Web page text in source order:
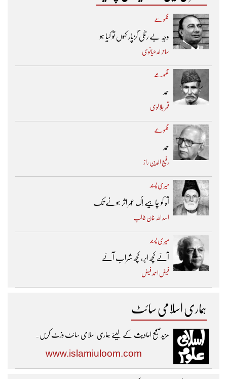
مجموعے
وجہِ بے رنگی گزپار کہوں تو کیا ہو
ساحر لدھیانوی
مجموعے
حمد
قمر جلالوی
مجموعے
حمد
رفیع الدین راز
میری پسند
آہ کو چاہیے اِک عُمر اثر ہونے تک ​
اسد اللہ خان غالب
میری پسند
آئے کچھ ابر، کچھ شراب آئے
فیض احمد فیض
ہماری اسلامی سائٹ
مزیدصحیح احادیث کے لیئے ہماری اسلامی سائٹ وزٹ کریں۔
www.islamiuloom.com